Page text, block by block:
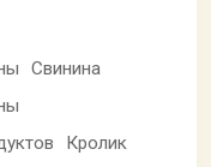
Свинина
Кролик